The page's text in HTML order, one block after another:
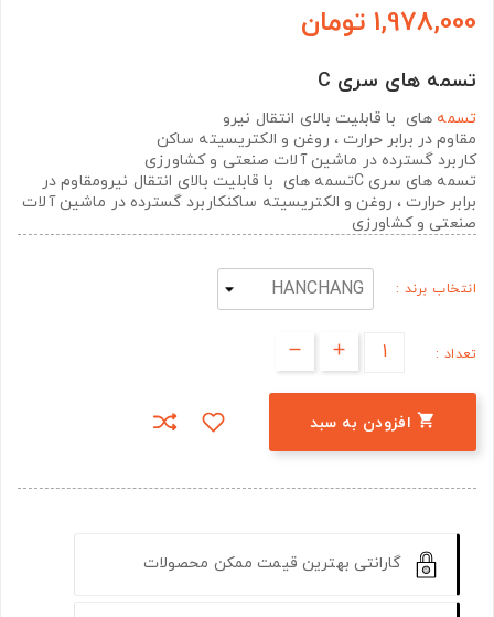
1,978,000 تومان
تسمه های سری C
تسمه های با قابلیت بالای انتقال نیرو
مقاوم در برابر حرارت ، روغن و الکتریسیته ساکن
کاربرد گسترده در ماشین آلات صنعتی و کشاورزی
تسمه های سری Cتسمه های با قابلیت بالای انتقال نیرومقاوم در
برابر حرارت ، روغن و الکتریسیته ساکنکاربرد گسترده در ماشین آلات
صنعتی و کشاورزی
انتخاب برند :
تعداد :
 افزودن به سبد
گارانتی بهترین قیمت ممکن محصولات